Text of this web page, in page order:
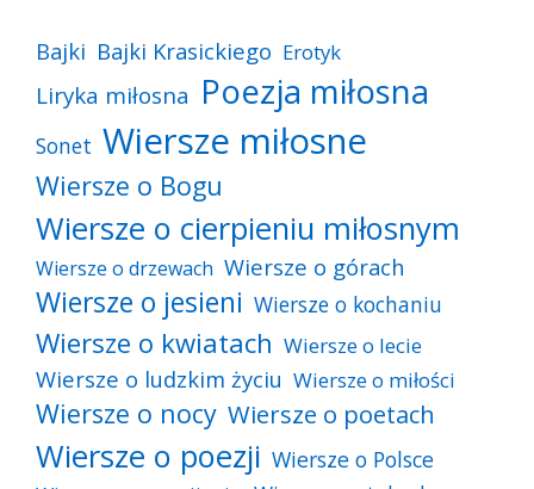
Bajki Bajki Krasickiego Erotyk
Liryka miłosna Poezja miłosna
Sonet Wiersze miłosne
Wiersze o Bogu
Wiersze o cierpieniu miłosnym
Wiersze o drzewach Wiersze o górach
Wiersze o jesieni Wiersze o kochaniu
Wiersze o kwiatach Wiersze o lecie
Wiersze o ludzkim życiu Wiersze o miłości
Wiersze o nocy Wiersze o poetach
Wiersze o poezji Wiersze o Polsce